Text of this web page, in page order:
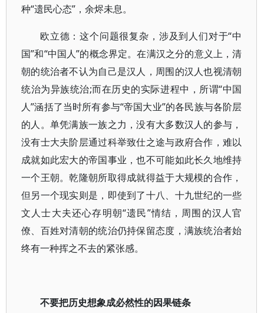
种“遗民心态”，余烬未息。
欧立德：这个问题很复杂，涉及到人们对于“中
国”和“中国人”的概念界定。在满汉之分的意义上，清
朝的统治者不认为自己是汉人，周围的汉人也视清朝
统治为异族统治;而在历史的实际进程中，所谓“中国
人”涵括了当时所有参与“帝国大业”的各民族与各阶层
的人。单凭满族一族之力，没有大多数汉人的参与，
没有士大夫阶层通过科举致仕之途与政府合作，难以
成就如此宏大的帝国事业，也不可能如此长久地维持
一个王朝。乾隆朝所取得成就得益于大规模的合作，
但另一个现实则是，即使到了十八、十九世纪的一些
文人士大夫还心存明朝“遗民”情结，周围的汉人官
僚、百姓对清朝的统治仍持保留态度，满族统治者始
终有一种挥之不去的紧张感。
不要把历史想象成必然性的因果链条